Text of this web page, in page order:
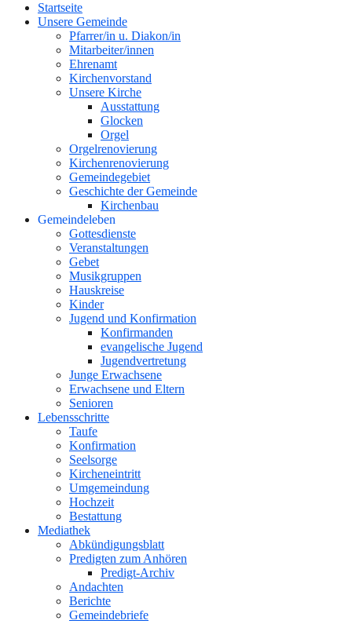
oben
Startseite
Unsere Gemeinde
Pfarrer/in u. Diakon/in
Mitarbeiter/innen
Ehrenamt
Kirchenvorstand
Unsere Kirche
Ausstattung
Glocken
Orgel
Orgelrenovierung
Kirchenrenovierung
Gemeindegebiet
Geschichte der Gemeinde
Kirchenbau
Gemeindeleben
Gottesdienste
Veranstaltungen
Gebet
Musikgruppen
Hauskreise
Kinder
Jugend und Konfirmation
Konfirmanden
evangelische Jugend
Jugendvertretung
Junge Erwachsene
Erwachsene und Eltern
Senioren
Lebensschritte
Taufe
Konfirmation
Seelsorge
Kircheneintritt
Umgemeindung
Hochzeit
Bestattung
Mediathek
Abkündigungsblatt
Predigten zum Anhören
Predigt-Archiv
Andachten
Berichte
Gemeindebriefe